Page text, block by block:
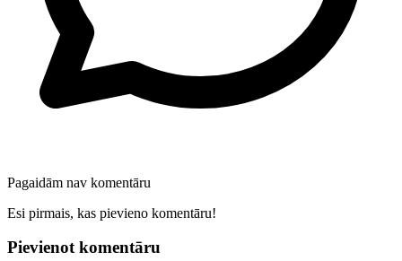
Pagaidām nav komentāru
Esi pirmais, kas pievieno komentāru!
Pievienot komentāru